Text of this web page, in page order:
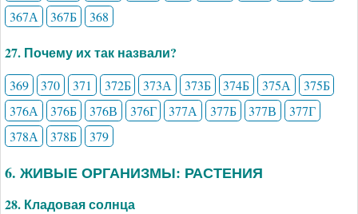
367А
367Б 368
27. Почему их так назвали?
369 370 371 372Б 373А 373Б 374Б 375А
375Б
376А
376Б 376В 376Г 377А 377Б 377В
377Г
378А
378Б 379
6. ЖИВЫЕ ОРГАНИЗМЫ: РАСТЕНИЯ
28. Кладовая солнца